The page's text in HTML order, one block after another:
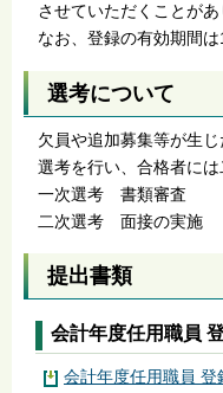
させていただくことがあ
なお、登録の有効期間は
選考について
欠員や追加募集等が生
選考を行い、合格者には
一次選考 書類審査
二次選考 面接の実施
提出書類
会計年度任用職員
会計年度任用職員 登